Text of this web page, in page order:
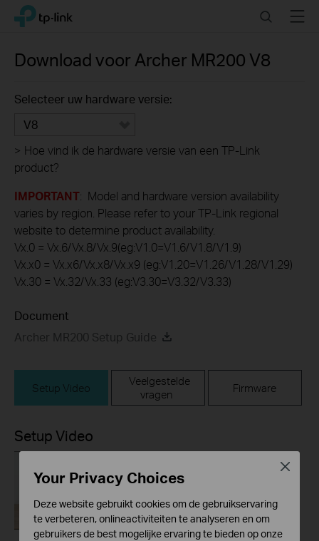
Click
navigation
TP-Link, Reliably Smart SearchMenu
Download voor Archer MR200 V8
Selecteer uw hardware versie:
V8
> Hoe vind ik de hardware versie van een TP-Link
product?
IMPORTANT: Model and hardware version availability
varies by region. Please refer to your TP-Link regional
website to determine product availability.
Vx.0 = Vx.6/Vx.8/Vx.9(eg:V1.0=V1.6/V1.8/V1.9)
Vx.x0 = Vx.x6/Vx.x8/Vx.x9 (eg:V1.20=V1.26/V1.28/V1.29)
Vx.30 = Vx.32/Vx.33 (eg:V3.30=V3.32/V3.33)
Document
Archer MR200 Setup Guide
Setup Video
Veelgestelde
vragen
Firmware
Setup Video
Your Privacy Choices
Deze website gebruikt cookies om de gebruikservaring
te verbeteren, onlineactiviteiten te analyseren en om
gebruikers de best mogelijke ervaring te bieden op onze
Close